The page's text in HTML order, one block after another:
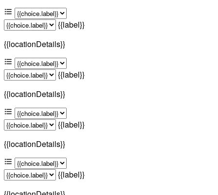
{{label}}
{{locationDetails}}
{{label}}
{{locationDetails}}
{{label}}
{{locationDetails}}
{{label}}